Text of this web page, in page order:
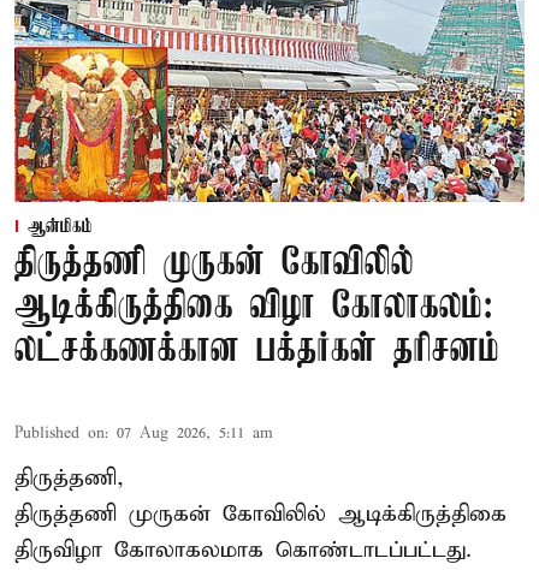
ஆன்மிகம்
திருத்தணி முருகன் கோவிலில்
ஆடிக்கிருத்திகை விழா கோலாகலம்:
லட்சக்கணக்கான பக்தர்கள் தரிசனம்
Published on: 07 Aug 2026, 5:11 am
திருத்தணி,
திருத்தணி முருகன் கோவிலில் ஆடிக்கிருத்திகை
திருவிழா கோலாகலமாக கொண்டாடப்பட்டது.